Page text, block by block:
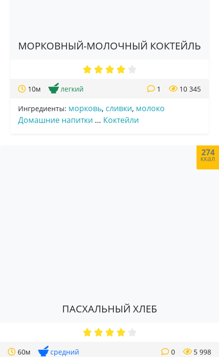
МОРКОВНЫЙ-МОЛОЧНЫЙ КОКТЕЙЛЬ
10м легкий 10 345
1
Ингредиенты: морковь, сливки, молоко
Домашние напитки … Коктейли
274
ккал
ПАСХАЛЬНЫЙ ХЛЕБ
60м средний 5 998
0